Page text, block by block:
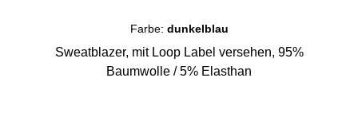
Farbe: dunkelblau
Sweatblazer, mit Loop Label versehen, 95%
Baumwolle / 5% Elasthan